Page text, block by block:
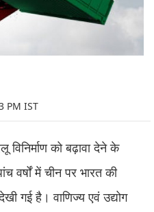
PM IST
को बढ़ावा देने के
वर्षों में चीन पर भारत की
देखी गई है। वाणिज्य एवं उद्योग